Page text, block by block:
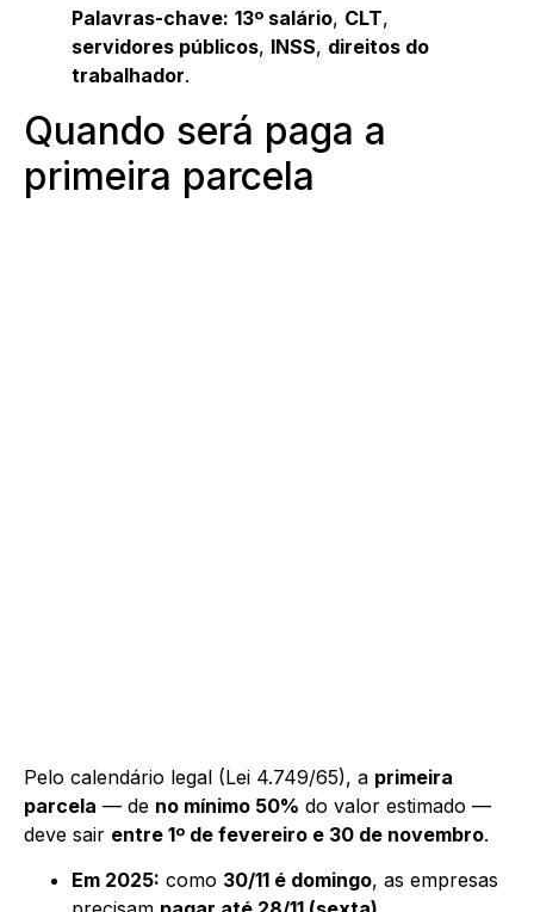
Palavras-chave: 13º salário, CLT,
servidores públicos, INSS, direitos do
trabalhador.
Quando será paga a
primeira parcela
Pelo calendário legal (Lei 4.749/65), a primeira
parcela — de no mínimo 50% do valor estimado —
deve sair entre 1º de fevereiro e 30 de novembro.
Em 2025: como 30/11 é domingo, as empresas